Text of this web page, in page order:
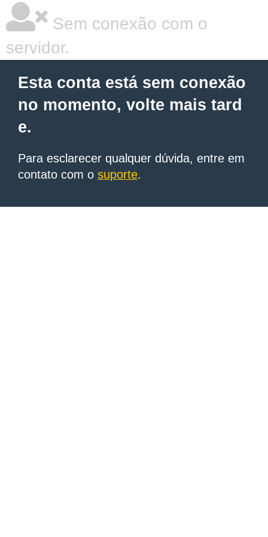
Sem conexão com o
servidor.
Esta conta está sem conexão
no momento, volte mais tard
e.
Para esclarecer qualquer dúvida, entre em
contato com o suporte.